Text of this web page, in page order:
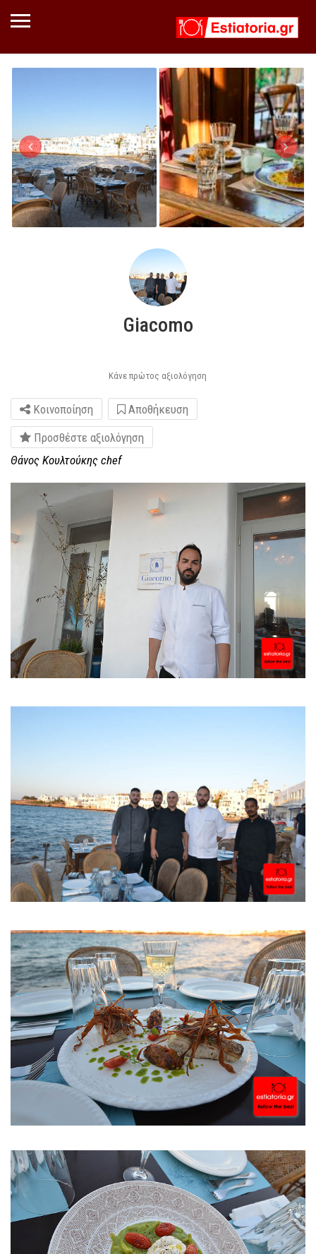
Giacomo
Κάνε πρώτος αξιολόγηση
Κοινοποίηση
Αποθήκευση
Προσθέστε αξιολόγηση
Θάνος Κουλτούκης chef